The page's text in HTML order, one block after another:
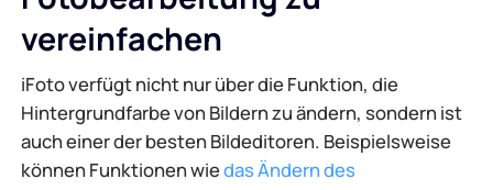
vereinfachen
iFoto verfügt nicht nur über die Funktion, die
Hintergrundfarbe von Bildern zu ändern, sondern ist
auch einer der besten Bildeditoren. Beispielsweise
können Funktionen wiedas Ändern des